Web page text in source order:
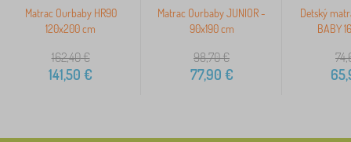
Matrac Ourbaby HR90
120x200 cm
162,40€
141,50 €
Matrac Ourbaby JUNIOR -
90x190 cm
98,70€
77,90 €
Detský
BABY